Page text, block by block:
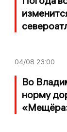
04/08 23:00
Во
норму